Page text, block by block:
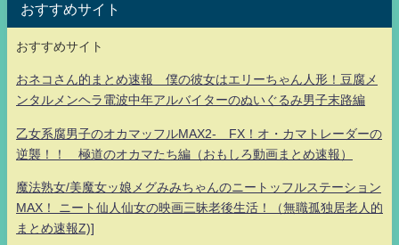
おすすめサイト
おすすめサイト
おネコさん的まとめ速報 僕の彼女はエリーちゃん人形！豆腐メ
ンタルメンヘラ電波中年アルバイターのぬいぐるみ男子末路編
乙女系腐男子のオカマッフルMAX2- FX！オ・カマトレーダーの
逆襲！！ 極道のオカマたち編（おもしろ動画まとめ速報）
魔法熟女/美魔女ッ娘メグみみちゃんのニートッフルステーション
MAX！ ニート仙人仙女の映画三昧老後生活！（無職孤独居老人的
まとめ速報Z)]